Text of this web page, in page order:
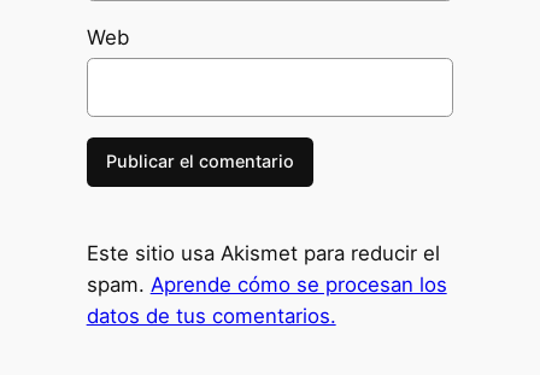
Web
Este sitio usa Akismet para reducir el
spam. Aprende cómo se procesan los
datos de tus comentarios.